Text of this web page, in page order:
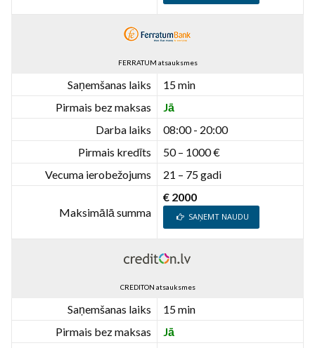
FERRATUM atsauksmes
Saņemšanas laiks
15 min
Pirmais bez maksas
Jā
Darba laiks
08:00 - 20:00
Pirmais kredīts
50 – 1000 €
Vecuma ierobežojums
21 – 75 gadi
Maksimālā summa
€ 2000
SAŅEMT NAUDU
CREDITON atsauksmes
Saņemšanas laiks
15 min
Pirmais bez maksas
Jā